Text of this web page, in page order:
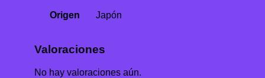
Origen Japón
Valoraciones
No hay valoraciones aún.